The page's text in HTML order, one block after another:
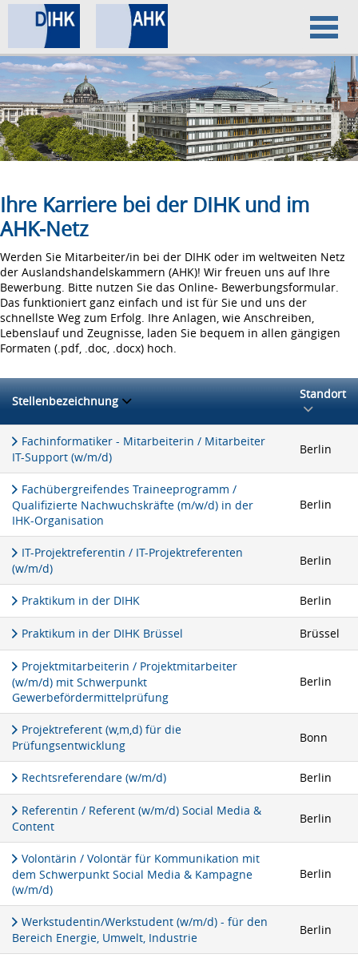
Home
Datenschutz
Impressum
Ihre Karriere bei der DIHK und im
AHK-Netz
Werden Sie Mitarbeiter/in bei der DIHK oder im weltweiten Netz
der Auslandshandelskammern (AHK)! Wir freuen uns auf Ihre
Bewerbung. Bitte nutzen Sie das Online- Bewerbungsformular.
Das funktioniert ganz einfach und ist für Sie und uns der
schnellste Weg zum Erfolg. Ihre Anlagen, wie Anschreiben,
Lebenslauf und Zeugnisse, laden Sie bequem in allen gängigen
Formaten (.pdf, .doc, .docx) hoch.
Stellenbezeichnung Standort
Fachinformatiker - Mitarbeiterin / Mitarbeiter
IT-Support (w/m/d)
Berlin
Fachübergreifendes Traineeprogramm /
Qualifizierte Nachwuchskräfte (m/w/d) in der
IHK-Organisation
Berlin
IT-Projektreferentin / IT-Projektreferenten
(w/m/d)
Berlin
Praktikum in der DIHK Berlin
Praktikum in der DIHK Brüssel Brüssel
Projektmitarbeiterin / Projektmitarbeiter
(w/m/d) mit Schwerpunkt
Gewerbefördermittelprüfung
Berlin
Projektreferent (w,m,d) für die
Prüfungsentwicklung
Bonn
Rechtsreferendare (w/m/d) Berlin
Referentin / Referent (w/m/d) Social Media &
Content
Berlin
Volontärin / Volontär für Kommunikation mit
dem Schwerpunkt Social Media & Kampagne
(w/m/d)
Berlin
Werkstudentin/Werkstudent (w/m/d) - für den
Bereich Energie, Umwelt, Industrie
Berlin